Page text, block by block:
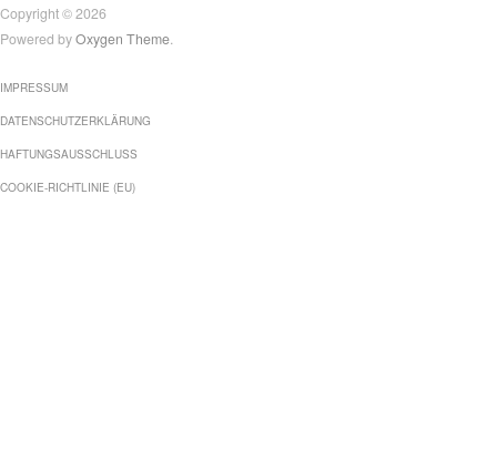
Copyright © 2026
Powered byOxygen Theme.
IMPRESSUM
DATENSCHUTZERKLÄRUNG
HAFTUNGSAUSSCHLUSS
COOKIE-RICHTLINIE (EU)